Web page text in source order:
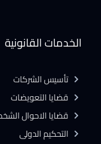
الخدمات القانونية
تأسيس الشركات
قضايا التعويضات
قضايا الاحوال
التحكيم الدولى